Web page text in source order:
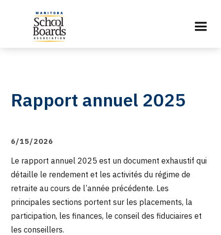
Rapport annuel 2025
6/15/2026
Le rapport annuel 2025 est un document exhaustif qui
détaille le rendement et les activités du régime de
retraite au cours de l’année précédente. Les
principales sections portent sur les placements, la
participation, les finances, le conseil des fiduciaires et
les conseillers.